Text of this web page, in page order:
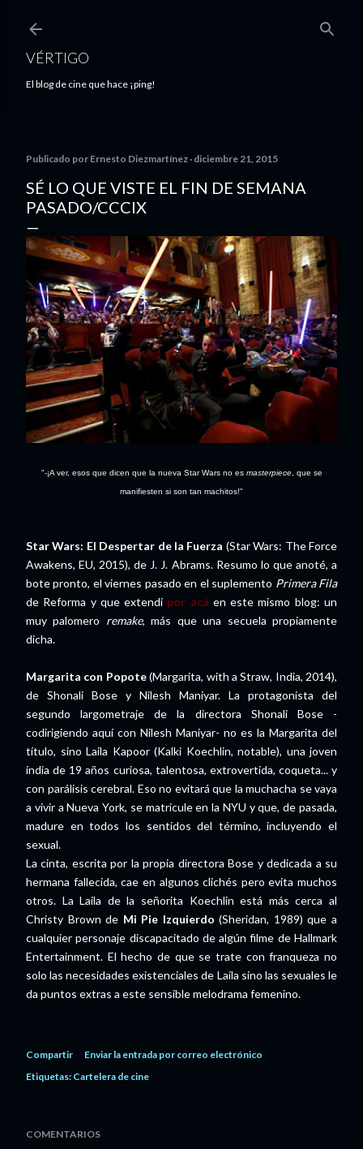
VÉRTIGO
El blog de cine que hace ¡ping!
Publicado por Ernesto Diezmartínez diciembre 21, 2015
SÉ LO QUE VISTE EL FIN DE SEMANA
PASADO/CCCIX
"-¡A ver, esos que dicen que la nueva Star Wars no es masterpiece, que se
manifiesten si son tan machitos!"
Star Wars: El Despertar de la Fuerza (Star Wars: The Force
Awakens, EU, 2015), de J. J. Abrams. Resumo lo que anoté, a
bote pronto, el viernes pasado en el suplemento Primera Fila
de Reforma y que extendí por acá en este mismo blog: un
muy palomero remake, más que una secuela propiamente
dicha.
Margarita con Popote(Margarita, with a Straw, India, 2014),
de Shonali Bose y Nilesh Maniyar. La protagonista del
segundo largometraje de la directora Shonali Bose -
codirigiendo aquí con Nilesh Maniyar- no es la Margarita del
título, sino Laila Kapoor (Kalki Koechlin, notable), una joven
india de 19 años curiosa, talentosa, extrovertida, coqueta... y
con parálisis cerebral. Eso no evitará que la muchacha se vaya
a vivir a Nueva York, se matricule en la NYU y que, de pasada,
madure en todos los sentidos del término, incluyendo el
sexual.
La cinta, escrita por la propia directora Bose y dedicada a su
hermana fallecida, cae en algunos clichés pero evita muchos
otros. La Laila de la señorita Koechlin está más cerca al
Christy Brown de Mi Pie Izquierdo (Sheridan, 1989) que a
cualquier personaje discapacitado de algún filme de Hallmark
Entertainment. El hecho de que se trate con franqueza no
solo las necesidades existenciales de Laila sino las sexuales le
da puntos extras a este sensible melodrama femenino.
Compartir
Enviar la entrada por correo electrónico
Etiquetas: Cartelera de cine
COMENTARIOS